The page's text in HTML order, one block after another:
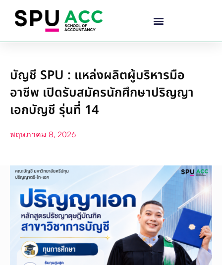
บัญชี SPU : แหล่งผลิตผู้บริหารมือ
อาชีพ เปิดรับสมัครนักศึกษาปริญญา
เอกบัญชี รุ่นที่ 14
พฤษภาคม 8, 2026